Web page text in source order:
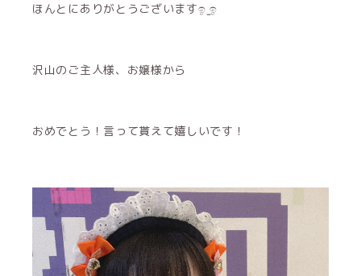
ほんとにありがとうございますඉ ̫ඉ
沢山のご主人様、お嬢様から
おめでとう！言って貰えて嬉しいです！